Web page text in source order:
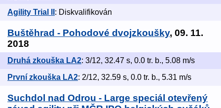
Agility Trial II : Diskvalifikován
Buštěhrad - Pohodové dvojzkoušky, 09. 11.
2018
Druhá zkouška LA2: 3/12, 32.47 s, 0.0 tr. b., 5.08 m/s
První zkouška LA2: 2/12, 32.59 s, 0.0 tr. b., 5.31 m/s
Suchdol nad Odrou - Large speciál otevřený